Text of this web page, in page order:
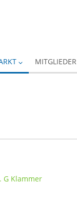
MITGLIEDER